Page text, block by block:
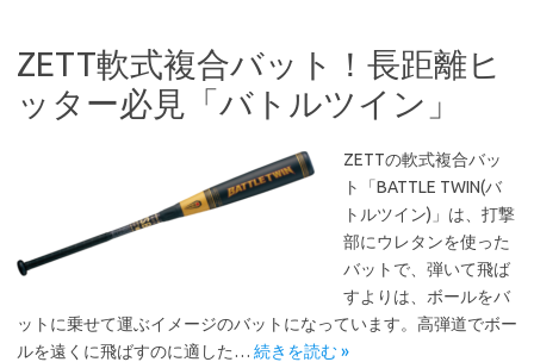
ZETT軟式複合バット！長距離ヒ
ッター必見「バトルツイン」
ZETTの軟式複合バッ
ト「BATTLE TWIN(バ
トルツイン)」は、打撃
部にウレタンを使った
バットで、弾いて飛ば
すよりは、ボールをバ
ットに乗せて運ぶイメージのバットになっています。高弾道でボー
ルを遠くに飛ばすのに適した… 続きを読む »